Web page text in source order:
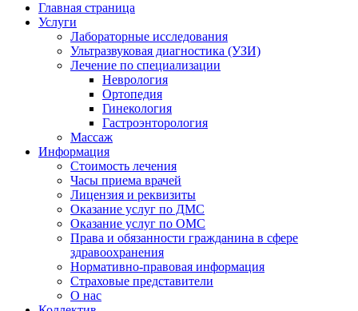
Главная страница
Услуги
Лабораторные исследования
Ультразвуковая диагностика (УЗИ)
Лечение по специализации
Неврология
Ортопедия
Гинекология
Гастроэнторология
Массаж
Информация
Стоимость лечения
Часы приема врачей
Лицензия и реквизиты
Оказание услуг по ДМС
Оказание услуг по ОМС
Права и обязанности гражданина в сфере
здравоохранения
Нормативно-правовая информация
Страховые представители
О нас